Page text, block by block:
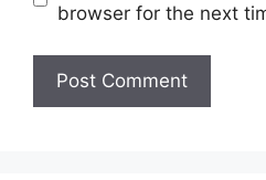
browser for the next